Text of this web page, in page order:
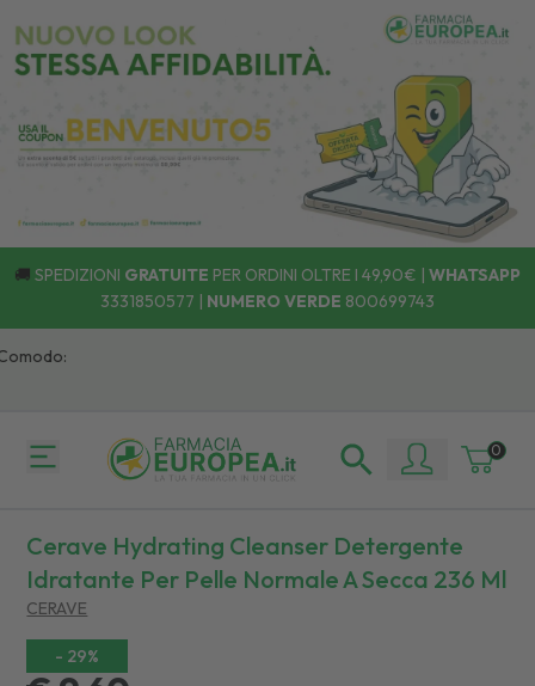
🚚 SPEDIZIONI GRATUITE PER ORDINI OLTRE I 49,90€ | WHATSAPP
3331850577 | NUMERO VERDE 800699743
0
Cerave Hydrating Cleanser Detergente
Idratante Per Pelle Normale A Secca 236 Ml
CERAVE
- 29%